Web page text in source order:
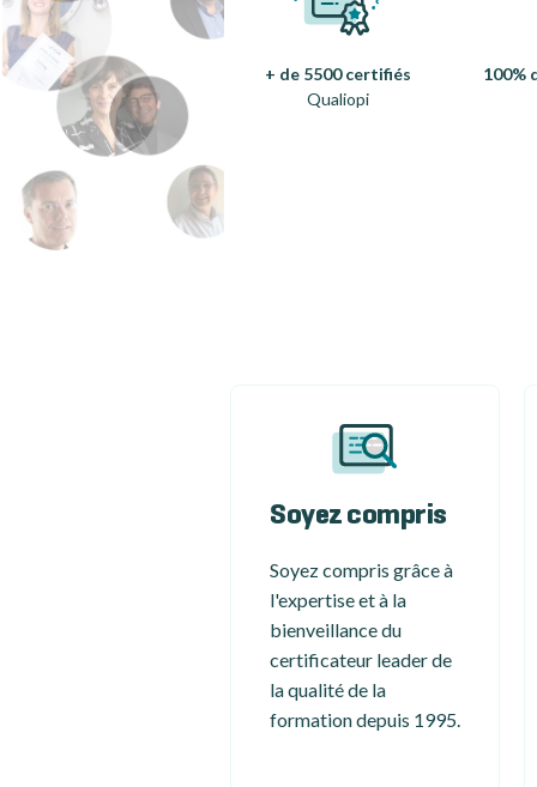
+ de 5500 certifiés
Qualiopi
100%
Soyez compris
Soyez compris grâce à
l'expertise et à la
bienveillance du
certificateur leader de
la qualité de la
formation depuis 1995.